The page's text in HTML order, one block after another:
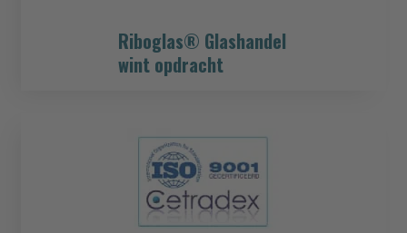
Riboglas® Glashandel
wint opdracht